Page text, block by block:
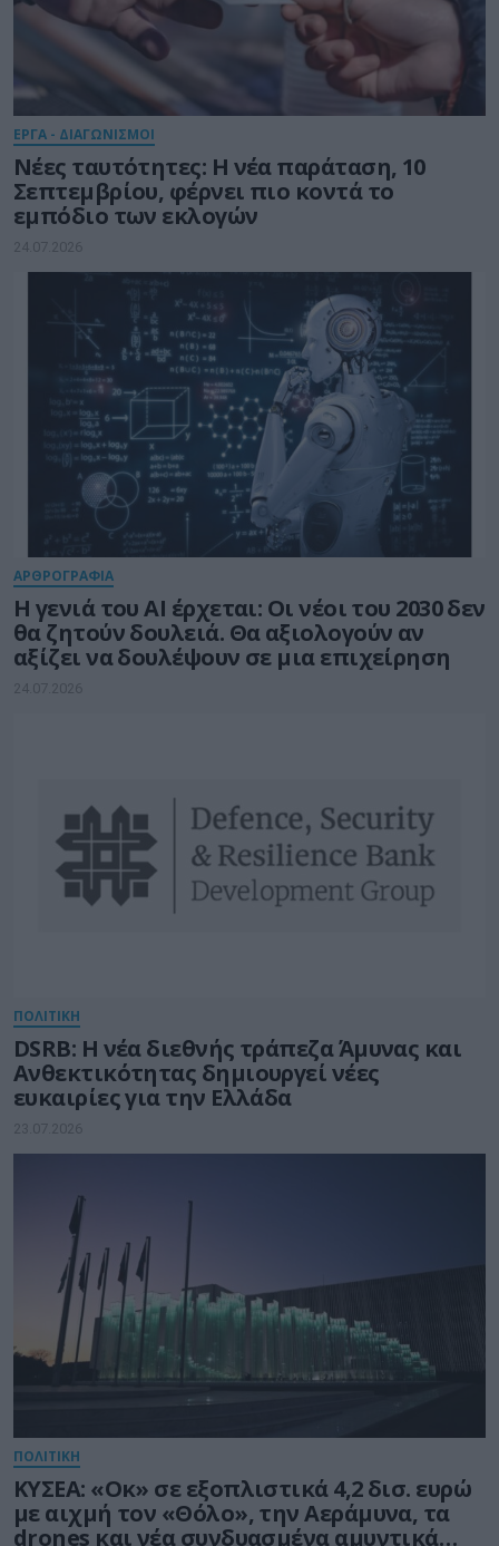
ΕΡΓΑ - ΔΙΑΓΩΝΙΣΜΟΙ
Νέες ταυτότητες: Η νέα παράταση, 10
Σεπτεμβρίου, φέρνει πιο κοντά το
εμπόδιο των εκλογών
24.07.2026
ΑΡΘΡΟΓΡΑΦΙΑ
Η γενιά του AI έρχεται: Οι νέοι του 2030 δεν
θα ζητούν δουλειά. Θα αξιολογούν αν
αξίζει να δουλέψουν σε μια επιχείρηση
24.07.2026
ΠΟΛΙΤΙΚΗ
DSRB: Η νέα διεθνής τράπεζα Άμυνας και
Ανθεκτικότητας δημιουργεί νέες
ευκαιρίες για την Ελλάδα
23.07.2026
ΠΟΛΙΤΙΚΗ
ΚΥΣΕΑ: «Οκ» σε εξοπλιστικά 4,2 δισ. ευρώ
με αιχμή τον «Θόλο», την Αεράμυνα, τα
drones και νέα συνδυασμένα αμυντικά